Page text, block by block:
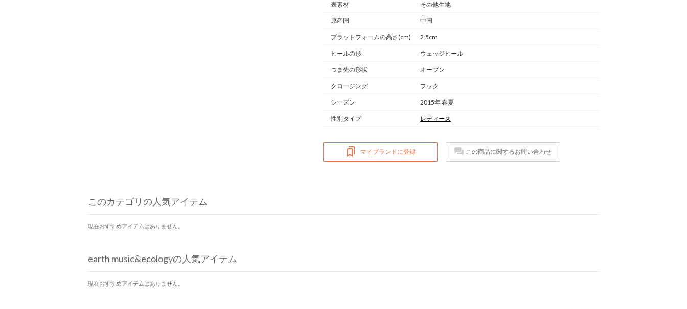
表素材 その他生地
原産国 中国
プラットフォームの高さ(cm) 2.5cm
ヒールの形 ウェッジヒール
つま先の形状 オープン
クロージング フック
シーズン 2015年 春夏
性別タイプ レディース
マイブランドに登録 この商品に関するお問い合わせ
このカテゴリの人気アイテム
現在おすすめアイテムはありません。
earth music&ecologyの人気アイテム
現在おすすめアイテムはありません。